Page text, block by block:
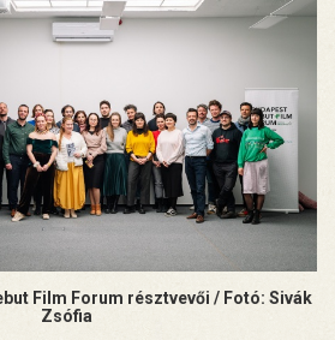
Film Forum résztvevői / Fotó: Sivák
Zsófia